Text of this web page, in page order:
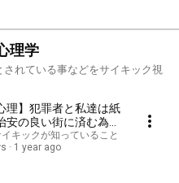
理学
れている事などをサイキック視
理】犯罪者と私達は紙
安の良い街に済む為に
出来ることは◯◯！
イキックが知っていること
1 year ago